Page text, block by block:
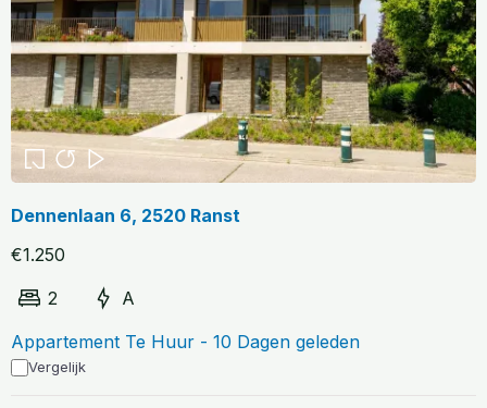
Dennenlaan 6, 2520 Ranst
€1.250
2
A
Appartement Te Huur - 10 Dagen geleden
Vergelijk